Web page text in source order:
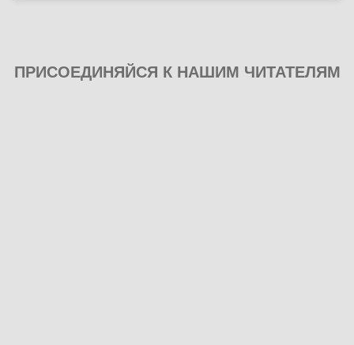
ПРИСОЕДИНЯЙСЯ К НАШИМ ЧИТАТЕЛЯМ